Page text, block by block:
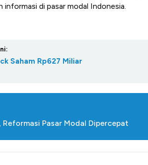
informasi di pasar modal Indonesia.
Saham Rp627 Miliar
Reformasi Pasar Modal Dipercepat